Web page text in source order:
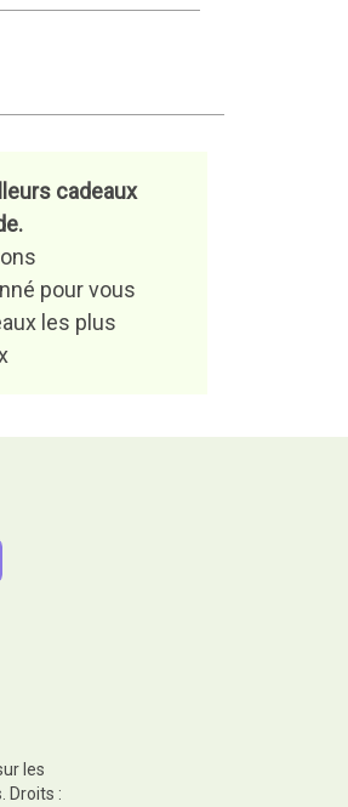
cadeaux
pour vous
les plus
les
Droits :